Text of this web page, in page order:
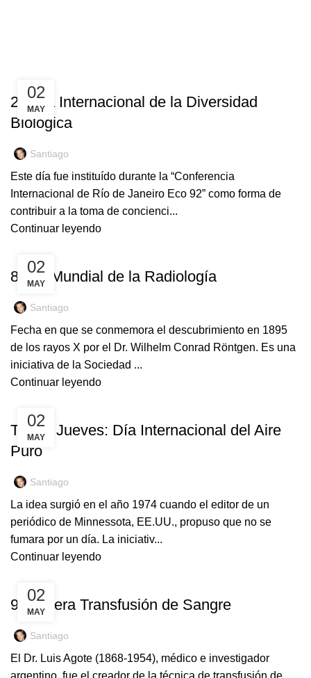
02
MAY
29 Día Internacional de la Diversidad
Biológica
Santiago
Este día fue instituído durante la “Conferencia
Internacional de Río de Janeiro Eco 92” como forma de
contribuir a la toma de concienci...
Continuar leyendo
02
MAY
8 Día Mundial de la Radiología
Santiago
Fecha en que se conmemora el descubrimiento en 1895
de los rayos X por el Dr. Wilhelm Conrad Röntgen. Es una
iniciativa de la Sociedad ...
Continuar leyendo
02
MAY
Tercer Jueves: Día Internacional del Aire
Puro
Santiago
La idea surgió en el año 1974 cuando el editor de un
periódico de Minnessota, EE.UU., propuso que no se
fumara por un día. La iniciativ...
Continuar leyendo
02
MAY
9 Primera Transfusión de Sangre
Santiago
El Dr. Luis Agote (1868-1954), médico e investigador
argentino, fue el creador de la técnica de transfusión de